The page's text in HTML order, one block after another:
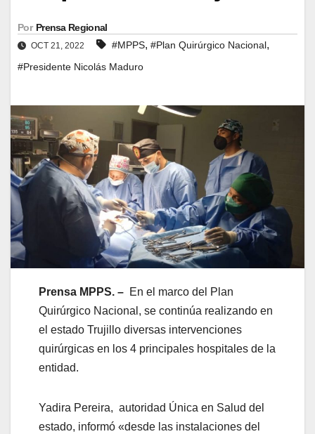
Por Prensa Regional
OCT 21, 2022 #MPPS, #Plan Quirúrgico Nacional,
#Presidente Nicolás Maduro
Prensa MPPS. – En el marco del Plan
Quirúrgico Nacional, se continúa realizando en
el estado Trujillo diversas intervenciones
quirúrgicas en los 4 principales hospitales de la
entidad.
Yadira Pereira, autoridad Única en Salud del
estado, informó «desde las instalaciones del